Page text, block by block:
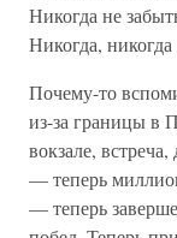
Никогда не
Никогда,
Почему-то
из-за границы в
вокзале,
— теперь
— теперь